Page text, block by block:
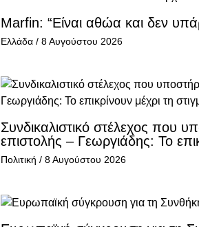
Marfin: “Είναι αθώα και δεν
Ελλάδα / 8 Αυγούστου 2026
Συνδικαλιστικό στέλεχος που
επιστολής – Γεωργιάδης: Το
Πολιτική / 8 Αυγούστου 2026